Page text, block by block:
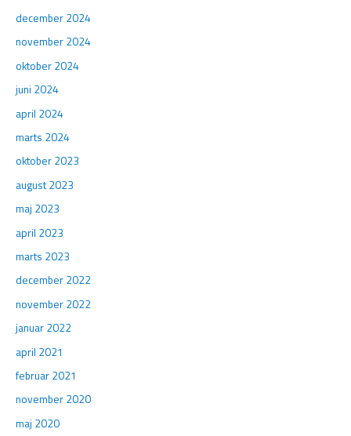
december 2024
november 2024
oktober 2024
juni 2024
april 2024
marts 2024
oktober 2023
august 2023
maj 2023
april 2023
marts 2023
december 2022
november 2022
januar 2022
april 2021
februar 2021
november 2020
maj 2020